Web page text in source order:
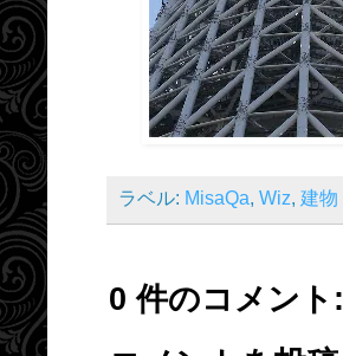
ラベル: MisaQa, Wiz, 建物
0 件のコメント: